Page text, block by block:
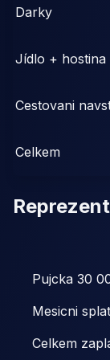
Darky
Jídlo + hostina
Cestovani
Celkem
Pujcka 30
Mesicni
Celkem